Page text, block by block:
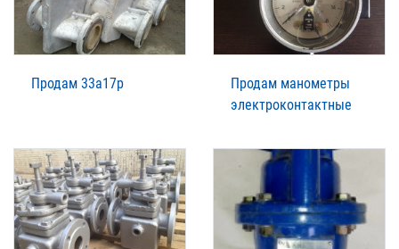
Продам 33а17р
Продам манометры
электроконтактные